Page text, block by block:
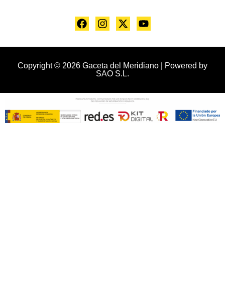
Copyright © 2026 Gaceta del Meridiano | Powered by
SAO S.L.